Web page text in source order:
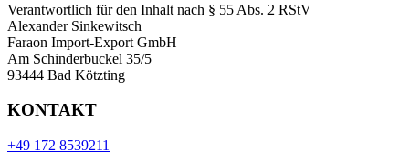
Verantwortlich für den Inhalt nach § 55 Abs. 2 RStV
Alexander Sinkewitsch
Faraon Import-Export GmbH
Am Schinderbuckel 35/5
93444 Bad Kötzting
KONTAKT
+49 172 8539211